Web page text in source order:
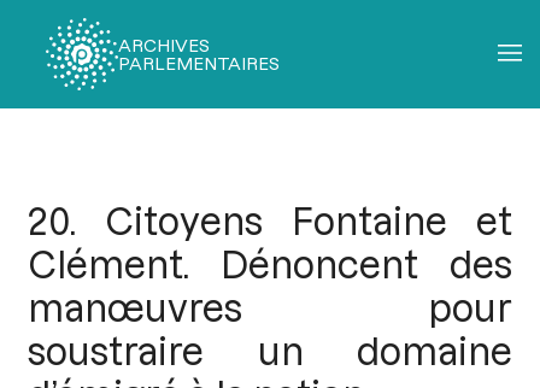
ARCHIVES
PARLEMENTAIRES
20. Citoyens Fontaine et
Clément. Dénoncent des
manœuvres pour
soustraire un domaine